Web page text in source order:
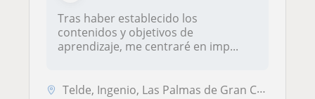
Tras haber establecido los
contenidos y objetivos de
aprendizaje, me centraré en imp...
Telde, Ingenio, Las Palmas de Gran Canaria